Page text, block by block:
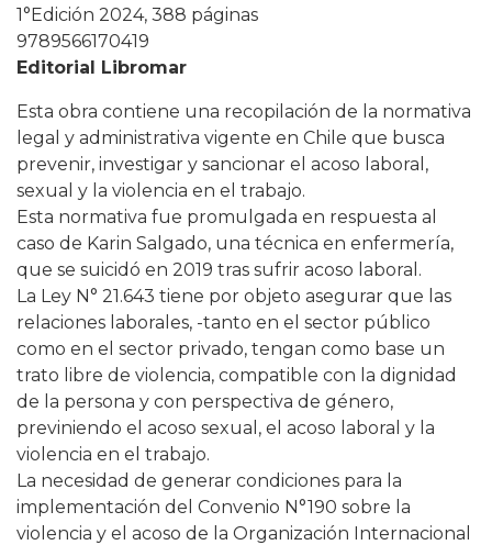
1°Edición 2024, 388 páginas
9789566170419
Editorial Libromar
Esta obra contiene una recopilación de la normativa
legal y administrativa vigente en Chile que busca
prevenir, investigar y sancionar el acoso laboral,
sexual y la violencia en el trabajo.
Esta normativa fue promulgada en respuesta al
caso de Karin Salgado, una técnica en enfermería,
que se suicidó en 2019 tras sufrir acoso laboral.
La Ley N° 21.643 tiene por objeto asegurar que las
relaciones laborales, -tanto en el sector público
como en el sector privado, tengan como base un
trato libre de violencia, compatible con la dignidad
de la persona y con perspectiva de género,
previniendo el acoso sexual, el acoso laboral y la
violencia en el trabajo.
La necesidad de generar condiciones para la
implementación del Convenio N°190 sobre la
violencia y el acoso de la Organización Internacional